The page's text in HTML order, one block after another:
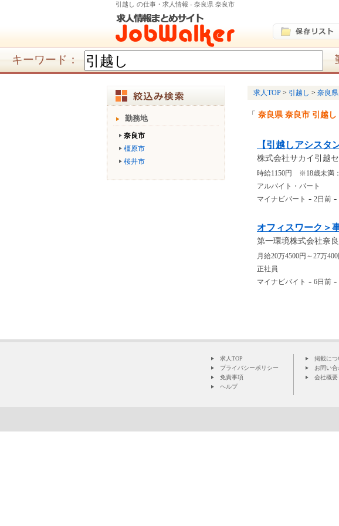
引越し の仕事・求人情報 - 奈良県 奈良市
キーワード：
勤務地
奈良市
橿原市
桜井市
求人TOP 引越し 奈良県
奈良県 奈良市 引越し
【引越しアシスタ
株式会社サカイ引越
時給1150円 ※18歳未満
アルバイト・パート
マイナビパート - 2日前 -
オフィスワーク＞
第一環境株式会社奈
月給20万4500円～27万
正社員
マイナビバイト - 6日前 -
求人TOP
プライバシーポリシー
免責事項
ヘルプ
掲載につ
お問い合
会社概要